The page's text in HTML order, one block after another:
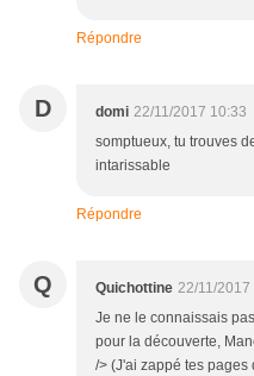
Répondre
D domi 22/11/2017 10:33
somptueux, tu trouves
intarissable
Répondre
Q Quichottine 22/11/2017
Je ne le connaissais
pour la découverte,
/> (J'ai zappé tes pages